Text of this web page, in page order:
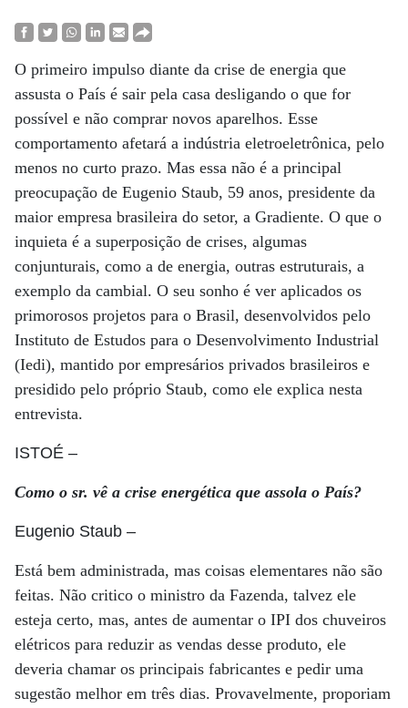
O primeiro impulso diante da crise de energia que
assusta o País é sair pela casa desligando o que for
possível e não comprar novos aparelhos. Esse
comportamento afetará a indústria eletroeletrônica, pelo
menos no curto prazo. Mas essa não é a principal
preocupação de Eugenio Staub, 59 anos, presidente da
maior empresa brasileira do setor, a Gradiente. O que o
inquieta é a superposição de crises, algumas
conjunturais, como a de energia, outras estruturais, a
exemplo da cambial. O seu sonho é ver aplicados os
primorosos projetos para o Brasil, desenvolvidos pelo
Instituto de Estudos para o Desenvolvimento Industrial
(Iedi), mantido por empresários privados brasileiros e
presidido pelo próprio Staub, como ele explica nesta
entrevista.
ISTOÉ –
Como o sr. vê a crise energética que assola o País?
Eugenio Staub –
Está bem administrada, mas coisas elementares não são
feitas. Não critico o ministro da Fazenda, talvez ele
esteja certo, mas, antes de aumentar o IPI dos chuveiros
elétricos para reduzir as vendas desse produto, ele
deveria chamar os principais fabricantes e pedir uma
sugestão melhor em três dias. Provavelmente, proporiam